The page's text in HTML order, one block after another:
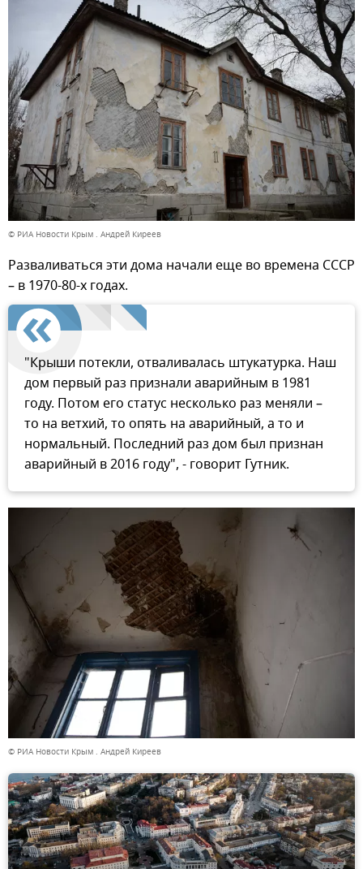
© РИА Новости Крым . Андрей Киреев
Разваливаться эти дома начали еще во времена СССР
– в 1970-80-х годах.
"Крыши потекли, отваливалась штукатурка. Наш
дом первый раз признали аварийным в 1981
году. Потом его статус несколько раз меняли –
то на ветхий, то опять на аварийный, а то и
нормальный. Последний раз дом был признан
аварийный в 2016 году", - говорит Гутник.
© РИА Новости Крым . Андрей Киреев